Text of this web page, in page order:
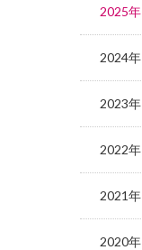
2025年
2024年
2023年
2022年
2021年
2020年